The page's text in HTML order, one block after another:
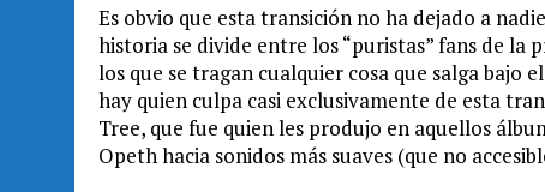
Es obvio que esta transición no ha dejado a
historia se divide entre los “puristas” fans de la
los que se tragan cualquier cosa que salga bajo
hay quien culpa casi exclusivamente de esta
Tree, que fue quien les produjo en aquellos
Opeth hacia sonidos más suaves (que no